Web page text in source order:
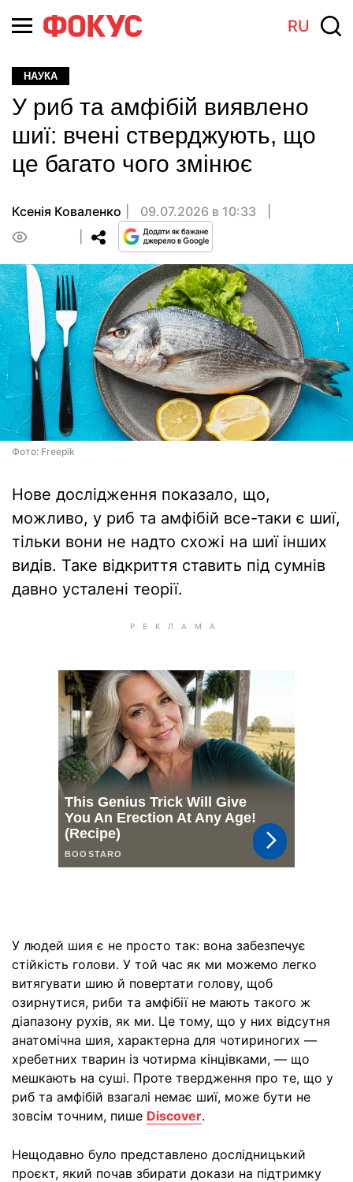
RU
НАУКА
У риб та амфібій виявлено
шиї: вчені стверджують, що
це багато чого змінює
Ксенія Коваленко
09.07.2026 в 10:33
Фото: Freepik
Нове дослідження показало, що,
можливо, у риб та амфібій все-таки є шиї,
тільки вони не надто схожі на шиї інших
видів. Таке відкриття ставить під сумнів
давно усталені теорії.
У людей шия є не просто так: вона забезпечує
стійкість голови. У той час як ми можемо легко
витягувати шию й повертати голову, щоб
озирнутися, риби та амфібії не мають такого ж
діапазону рухів, як ми. Це тому, що у них відсутня
анатомічна шия, характерна для чотириногих —
хребетних тварин із чотирма кінцівками, — що
мешкають на суші. Проте твердження про те, що у
риб та амфібій взагалі немає шиї, може бути не
зовсім точним, пише Discover.
Нещодавно було представлено дослідницький
проєкт, який почав збирати докази на підтримку